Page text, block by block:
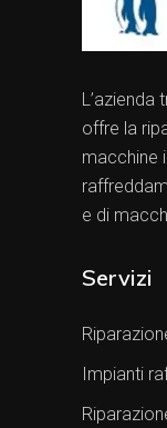
L’azienda
offre la
macchine
e di
Servizi
Impianti